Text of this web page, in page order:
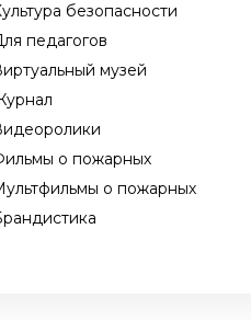
безопасности
педагогов
музей
о пожарных
о пожарных